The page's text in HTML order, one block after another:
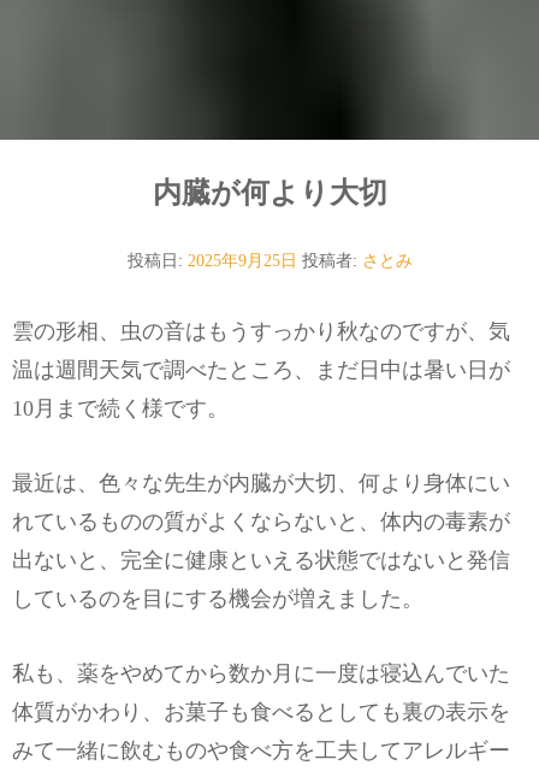
内臓が何より大切
投稿日: 2025年9月25日 投稿者: さとみ
雲の形相、虫の音はもうすっかり秋なのですが、気
温は週間天気で調べたところ、まだ日中は暑い日が
10月まで続く様です。
最近は、色々な先生が内臓が大切、何より身体にい
れているものの質がよくならないと、体内の毒素が
出ないと、完全に健康といえる状態ではないと発信
しているのを目にする機会が増えました。
私も、薬をやめてから数か月に一度は寝込んでいた
体質がかわり、お菓子も食べるとしても裏の表示を
みて一緒に飲むものや食べ方を工夫してアレルギー